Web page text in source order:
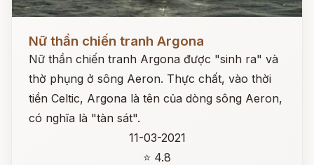
Nữ thần chiến tranh Argona
Nữ thần chiến tranh Argona được "sinh ra" và
thờ phụng ở sông Aeron. Thực chất, vào thời
tiền Celtic, Argona là tên của dòng sông Aeron,
có nghĩa là "tàn sát".
11-03-2021
⭐ 4.8